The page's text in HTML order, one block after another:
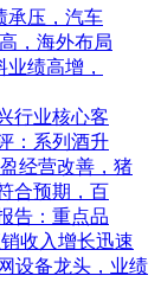
承压，汽车
，海外布局
绩高增，
行业核心客
：系列酒升
经营改善，猪
合预期，百
告：重点品
收入增长迅速
设备龙头，业绩